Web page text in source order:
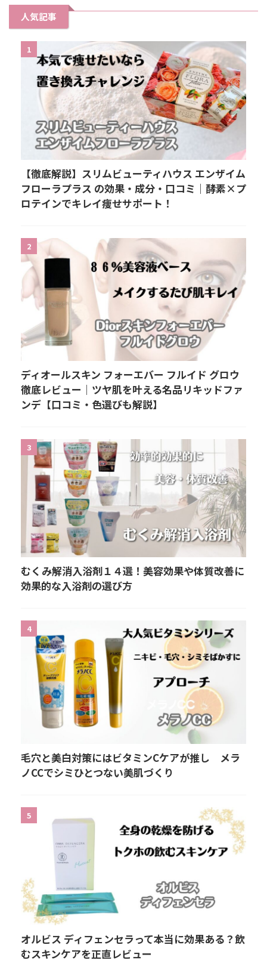
人気記事
1
【徹底解説】スリムビューティハウス エンザイム
フローラプラス の効果・成分・口コミ｜酵素×プ
ロテインでキレイ痩せサポート！
2
ディオールスキン フォーエバー フルイド グロウ
徹底レビュー｜ツヤ肌を叶える名品リキッドファ
ンデ【口コミ・色選びも解説】
3
むくみ解消入浴剤１４選！美容効果や体質改善に
効果的な入浴剤の選び方
4
毛穴と美白対策にはビタミンCケアが推し メラ
ノCCでシミひとつない美肌づくり
5
オルビス ディフェンセラって本当に効果ある？飲
むスキンケアを正直レビュー